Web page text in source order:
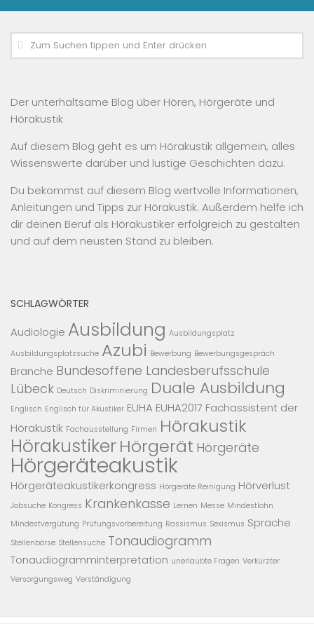
Der unterhaltsame Blog über Hören, Hörgeräte und
Hörakustik
Auf diesem Blog geht es um Hörakustik allgemein, alles
Wissenswerte darüber und lustige Geschichten dazu.
Du bekommst auf diesem Blog wertvolle Informationen,
Anleitungen und Tipps zur Hörakustik. Außerdem helfe ich
dir deinen Beruf als Hörakustiker erfolgreich zu gestalten
und auf dem neusten Stand zu bleiben.
SCHLAGWÖRTER
Audiologie Ausbildung Ausbildungsplatz
Ausbildungsplatzsuche Azubi Bewerbung Bewerbungsgespräch
Branche Bundesoffene Landesberufsschule
Lübeck Deutsch Diskriminierung Duale Ausbildung
Englisch Englisch für Akustiker EUHA EUHA2017 Fachassistent der
Hörakustik Fachausstellung Firmen Hörakustik
HörakustikerHörgerät Hörgeräte
Hörgeräteakustik
Hörgeräteakustikerkongress Hörgeräte Reinigung Hörverlust
Jobsuche Kongress Krankenkasse Lernen Messe Mindestlohn
Mindestvergütung Prüfungsvorbereitung Rassismus Sexismus Sprache
Stellenbörse Stellensuche Tonaudiogramm
Tonaudiogramminterpretation unerlaubte Fragen Verkürzter
Versorgungsweg Verständigung